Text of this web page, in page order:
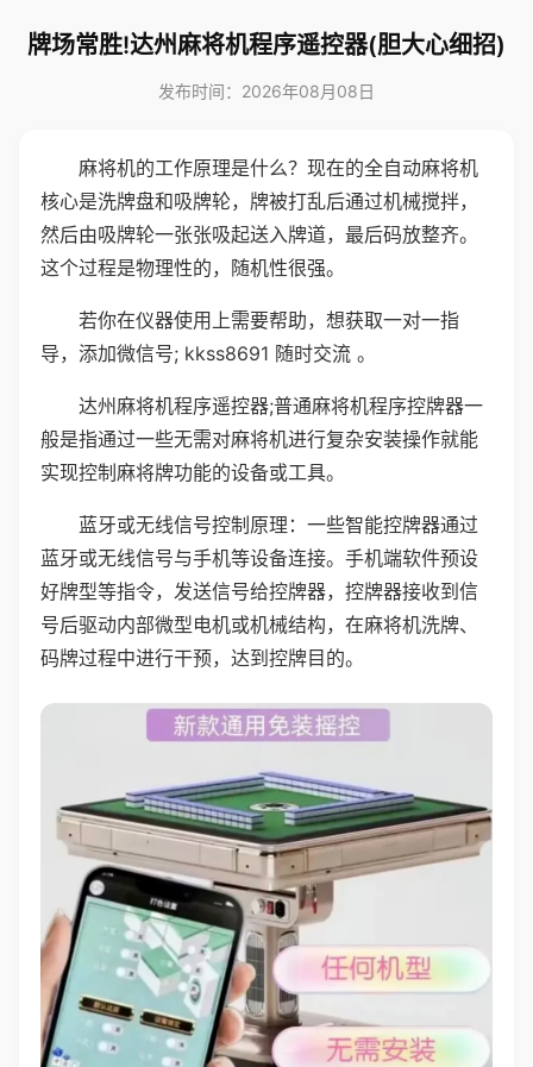
牌场常胜!达州麻将机程序遥控器(胆大心细招)
发布时间：2026年08月08日
麻将机的工作原理是什么？现在的全自动麻将机
核心是洗牌盘和吸牌轮，牌被打乱后通过机械搅拌，
然后由吸牌轮一张张吸起送入牌道，最后码放整齐。
这个过程是物理性的，随机性很强。
若你在仪器使用上需要帮助，想获取一对一指
导，添加微信号; kkss8691 随时交流 。
达州麻将机程序遥控器;普通麻将机程序控牌器一
般是指通过一些无需对麻将机进行复杂安装操作就能
实现控制麻将牌功能的设备或工具。
蓝牙或无线信号控制原理：一些智能控牌器通过
蓝牙或无线信号与手机等设备连接。手机端软件预设
好牌型等指令，发送信号给控牌器，控牌器接收到信
号后驱动内部微型电机或机械结构，在麻将机洗牌、
码牌过程中进行干预，达到控牌目的。